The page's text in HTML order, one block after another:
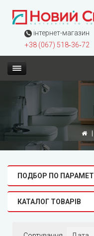
інтернет-магазин
+38 (067) 518‑36‑72
ПОДБОР ПО
КАТАЛОГ ТОВАРІВ